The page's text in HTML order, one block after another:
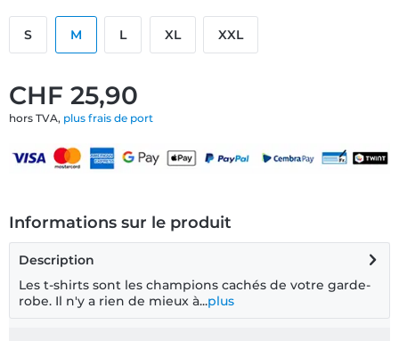
CHF 25,90
hors TVA, plus frais de port
S M L XL XXL
Informations sur le produit
Description
Les t-shirts sont les champions cachés de votre garde-
robe. Il n'y a rien de mieux à...plus